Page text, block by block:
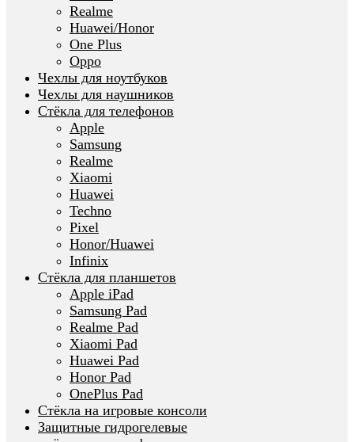
Realme
Huawei/Honor
One Plus
Oppo
Чехлы для ноутбуков
Чехлы для наушников
Стёкла для телефонов
Apple
Samsung
Realme
Xiaomi
Huawei
Techno
Pixel
Honor/Huawei
Infinix
Стёкла для планшетов
Apple iPad
Samsung Pad
Realme Pad
Xiaomi Pad
Huawei Pad
Honor Pad
OnePlus Pad
Стёкла на игровые консоли
Защитные гидрогелевые